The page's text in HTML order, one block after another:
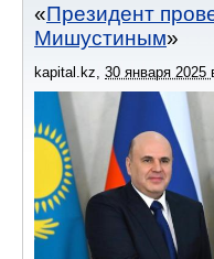
Президент
Мишустиным
kapital.kz 30 января 2025